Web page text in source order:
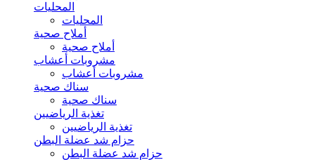
المحليات
المحليات
أملاح صحية
أملاح صحية
مشروبات أعشاب
مشروبات أعشاب
سناك صحية
سناك صحية
تغذية الرياضيين
تغذية الرياضيين
حزام شد عضلة البطن
حزام شد عضلة البطن